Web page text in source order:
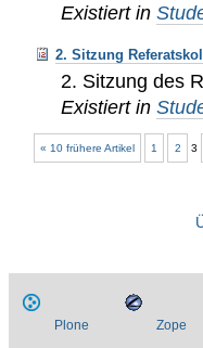
Existiert in
2. Sitzung
2. Sitzung des
Existiert in
« 10 frühere Artikel 1 2 3
Plone Zope